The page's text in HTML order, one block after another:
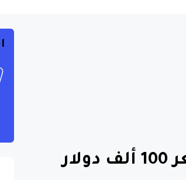
"بيتكوين" تسعى للوصول لسعر 100 ألف دولار